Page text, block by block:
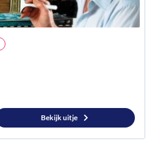
Bekijk uitje